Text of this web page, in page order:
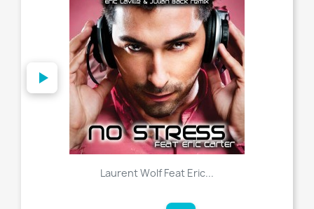
Laurent Wolf Feat Eric...